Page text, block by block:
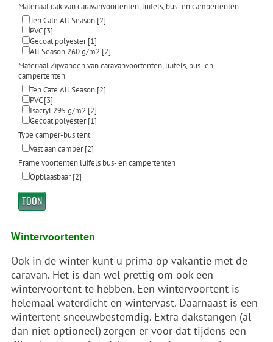
Materiaal dak van caravanvoortenten, luifels, bus- en campertenten
Ten Cate All Season[2]
PVC[3]
Gecoat polyester[1]
All Season 260 g/m2 [2]
Materiaal Zijwanden van caravanvoortenten, luifels, bus- en
campertenten
Ten Cate All Season[2]
PVC[3]
Isacryl 295 g/m2 [2]
Gecoat polyester[1]
Type camper-bus tent
Vast aan camper[2]
Frame voortenten luifels bus- en campertenten
Opblaasbaar[2]
Wintervoortenten
Ook in de winter kunt u prima op vakantie met de
caravan. Het is dan wel prettig om ook een
wintervoortent te hebben. Een wintervoortent is
helemaal waterdicht en wintervast. Daarnaast is een
wintertent sneeuwbestemdig. Extra dakstangen (al
dan niet optioneel) zorgen er voor dat tijdens een